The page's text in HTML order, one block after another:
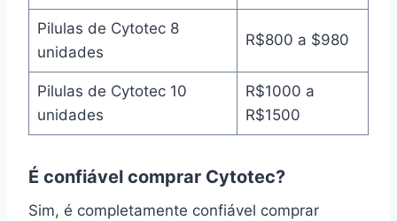
Pilulas de Cytotec 8
unidades
R$800 a $980
Pilulas de Cytotec 10
unidades
R$1000 a
R$1500
É confiável comprar Cytotec?
Sim, é completamente confiável comprar